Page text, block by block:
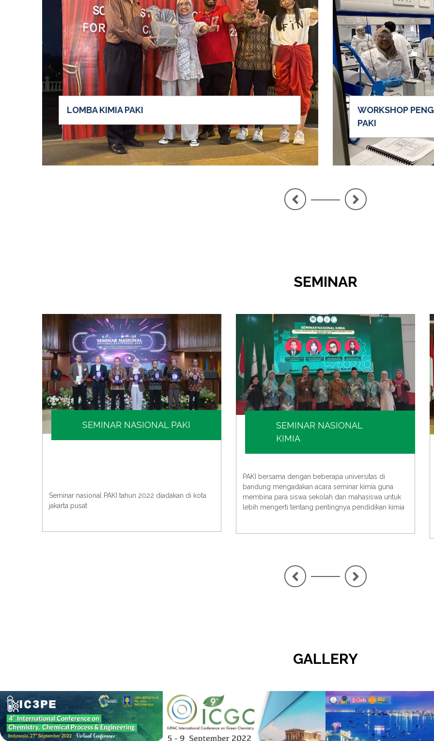
LOMBA KIMIA PAKI
WORKSHOP
PAKI
<
SEMINAR
SEMINAR NASIONAL PAKI
Seminar nasional PAKI tahun 2022 diadakan di kota
jakarta pusat
SEMINAR NASIONAL
KIMIA
PAKI bersama dengan beberapa universitas di
bandung mengadakan acara seminar kimia guna
membina para siswa sekolah dan mahasiswa untuk
lebih mengerti tentang pentingnya pendidikan kimia
<
GALLERY